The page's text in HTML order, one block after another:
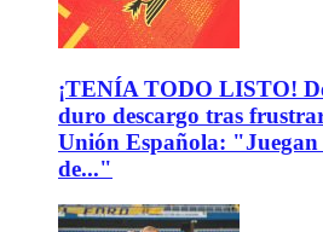
¡TENÍA TODO LISTO!
duro descargo tras
Unión Española: "Juegan
de..."